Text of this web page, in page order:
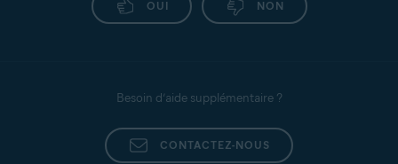
OUI NON
Besoin d’aide supplémentaire ?
CONTACTEZ-NOUS